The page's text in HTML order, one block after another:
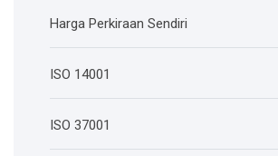
Harga Perkiraan Sendiri
ISO 14001
ISO 37001